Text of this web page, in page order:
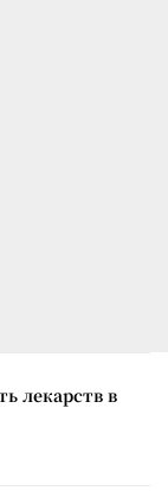
лекарств в